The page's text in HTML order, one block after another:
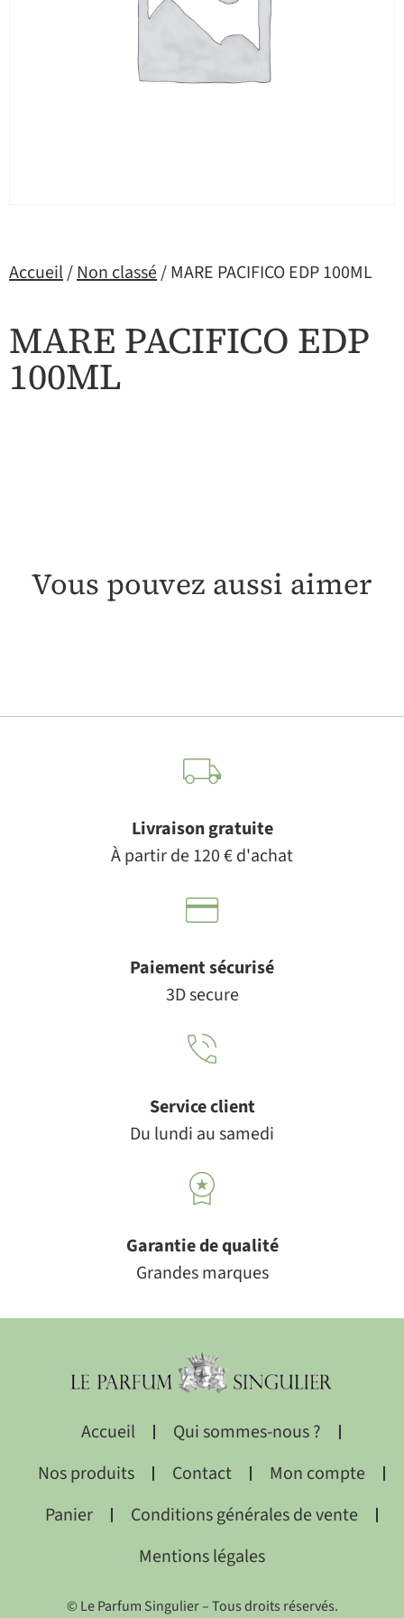
Accueil/Non classé/ MARE PACIFICO EDP 100ML
MARE PACIFICO EDP
100ML
Vous pouvez aussi aimer
Livraison gratuite
À partir de 120 € d'achat
Paiement sécurisé
3D secure
Service client
Du lundi au samedi
Garantie de qualité
Grandes marques
Accueil
Qui sommes-nous ?
Nos produits
Contact
Mon compte
Panier
Conditions générales de vente
Mentions légales
© Le Parfum Singulier – Tous droits réservés.